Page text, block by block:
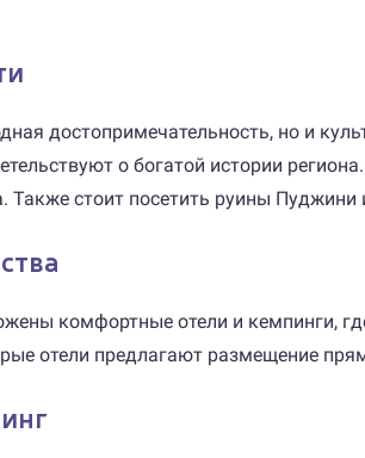
достопримечательность, но и
о богатой истории
Также стоит посетить руины
комфортные отели и кемпинги,
отели предлагают размещение